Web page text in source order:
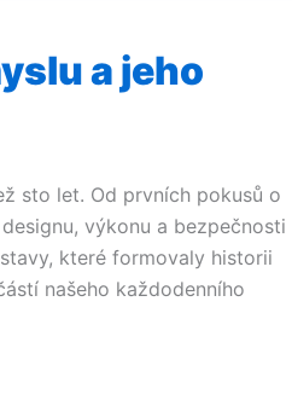
a jeho
sto let. Od prvních pokusů o
výkonu a bezpečnosti
které formovaly historii
našeho každodenního